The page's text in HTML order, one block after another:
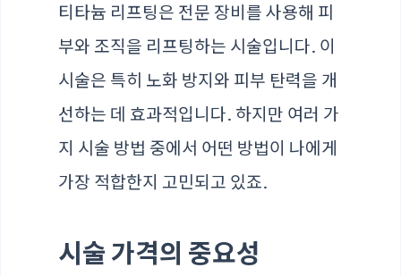
티타늄 리프팅은 전문 장비를 사용해 피
부와 조직을 리프팅하는 시술입니다. 이
시술은 특히 노화 방지와 피부 탄력을 개
선하는 데 효과적입니다. 하지만 여러 가
지 시술 방법 중에서 어떤 방법이 나에게
가장 적합한지 고민되고 있죠.
시술 가격의 중요성